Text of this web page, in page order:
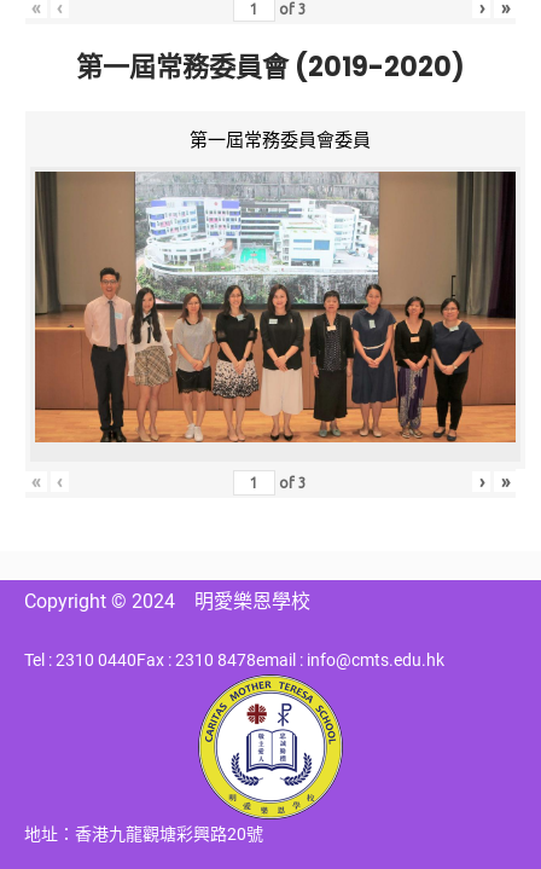
« ‹ of3 › »
第一屆常務委員會 (2019-2020)
第一屆常務委員會委員
« ‹ of3 › »
Copyright © 2024 明愛樂恩學校
Tel : 2310 0440Fax : 2310 8478email : info@cmts.edu.hk
地址：香港九龍觀塘彩興路20號